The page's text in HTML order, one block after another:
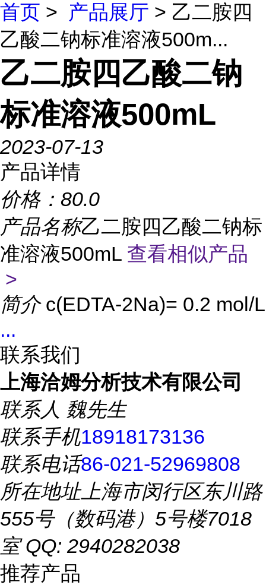
首页 > 产品展厅 > 乙二胺四
乙酸二钠标准溶液500m...
乙二胺四乙酸二钠
标准溶液500mL
2023-07-13
产品详情
价格： 80.0
产品名称乙二胺四乙酸二钠标
准溶液500mL 查看相似产品
>
简介 c(EDTA-2Na)= 0.2 mol/L
...
联系我们
上海洽姆分析技术有限公司
联系人 魏先生
联系手机18918173136
联系电话86-021-52969808
所在地址上海市闵行区东川路
555号（数码港）5号楼7018
室 QQ: 2940282038
推荐产品